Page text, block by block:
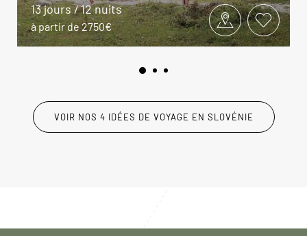
13 jours / 12 nuits
à partir de 2750€
VOIR NOS 4 IDÉES DE VOYAGE EN SLOVÉNIE